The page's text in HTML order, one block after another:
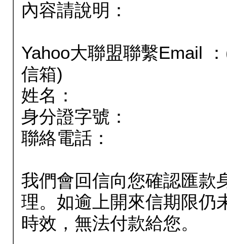
內容請說明：
Yahoo大聯盟聯繫Email
信箱)
姓名：
身分證字號：
聯絡電話：
我們會回信向您確認匯款
理。如逾上開來信期限仍
時效，無法付款給您。